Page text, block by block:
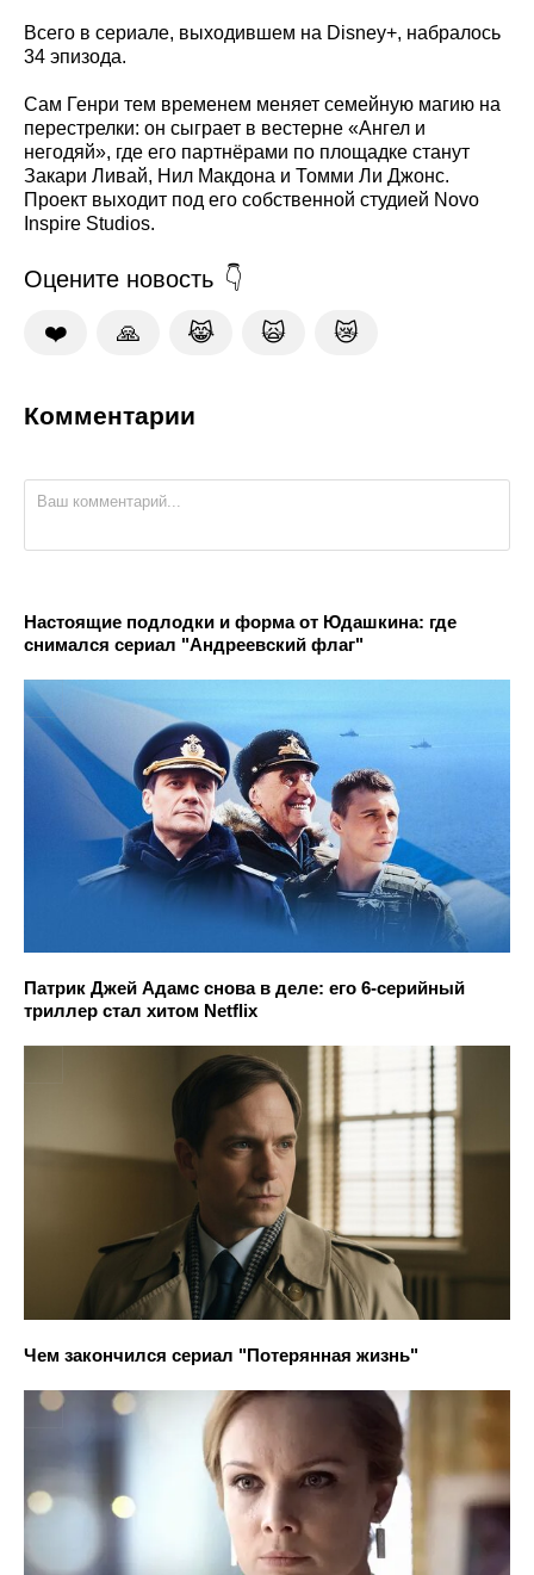
Всего в сериале, выходившем на Disney+, набралось
34 эпизода.
Сам Генри тем временем меняет семейную магию на
перестрелки: он сыграет в вестерне «Ангел и
негодяй», где его партнёрами по площадке станут
Закари Ливай, Нил Макдона и Томми Ли Джонс.
Проект выходит под его собственной студией Novo
Inspire Studios.
Оцените новость
❤️ 🙏 😹 🙀 😿
Комментарии
Настоящие подлодки и форма от Юдашкина: где
снимался сериал "Андреевский флаг"
Патрик Джей Адамс снова в деле: его 6-серийный
триллер стал хитом Netflix
Чем закончился сериал "Потерянная жизнь"